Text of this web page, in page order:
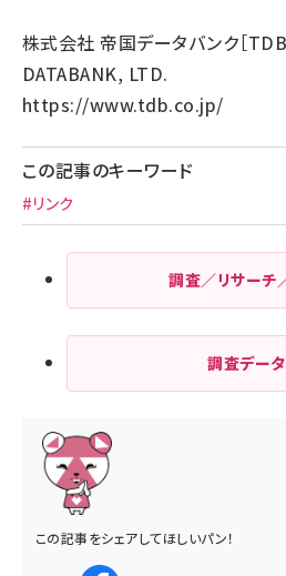
株式会社 帝国データバンク［
DATABANK, LTD.
https://www.tdb.co.jp/
この記事のキーワード
#リンク
調査／リサーチ
調査デー
この記事をシェアしてほしいパン！